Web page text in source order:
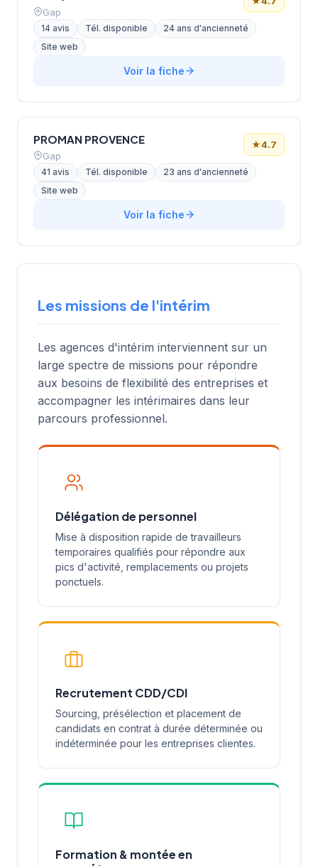
Gap
14 avis Tél. disponible
24 ans d'ancienneté
Site web
Voir la fiche
PROMAN PROVENCE
Gap
★4.7
41 avis Tél. disponible
23 ans d'ancienneté
Site web
Voir la fiche
Les missions de l'intérim
Les agences d'intérim interviennent sur un
large spectre de missions pour répondre
aux besoins de flexibilité des entreprises et
accompagner les intérimaires dans leur
parcours professionnel.
Délégation de personnel
Mise à disposition rapide de travailleurs
temporaires qualifiés pour répondre aux
pics d'activité, remplacements ou projets
ponctuels.
Recrutement CDD/CDI
Sourcing, présélection et placement de
candidats en contrat à durée déterminée ou
indéterminée pour les entreprises clientes.
Formation & montée en